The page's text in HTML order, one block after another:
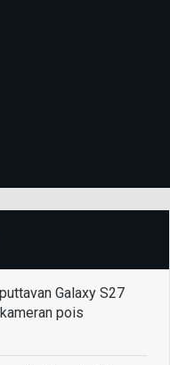
Galaxy S27
pois